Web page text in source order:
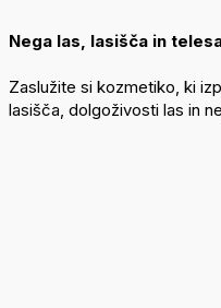
Nega las, lasišča in
Zaslužite si kozmetiko, ki
lasišča, dolgoživosti las in